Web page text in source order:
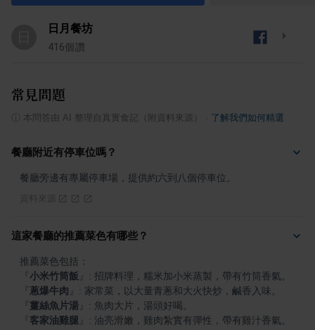
日月餐坊
416個讚
常見問題
本問答由 AI 整理自真實食記（附資料來源） 了解我們如何精選
餐廳附近有停車位嗎？
餐廳旁邊有專屬停車場，提供約六到八個停車位。
這家餐廳的推薦菜色有哪些？
小米竹筒飯
蔥爆牛肉
薑絲魚片湯
客家油雞腿